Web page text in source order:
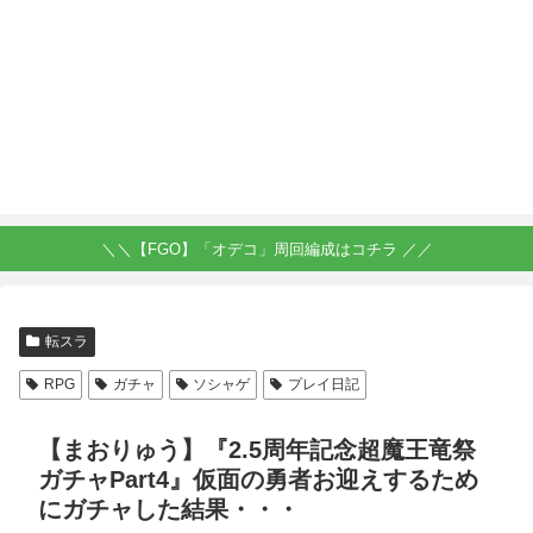
＼＼【FGO】「オデコ」周回編成はコチラ ／／
転スラ
RPG ガチャ ソシャゲ プレイ日記
【まおりゅう】『2.5周年記念超魔王竜祭
ガチャPart4』仮面の勇者お迎えするため
にガチャした結果・・・